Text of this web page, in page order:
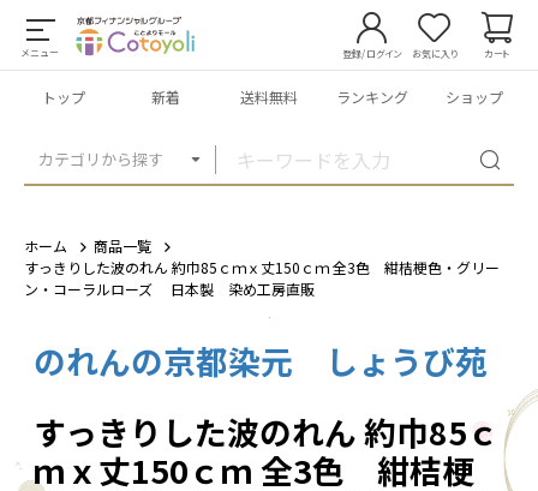
メニュー
カテゴリから探す
登録/ログイン お気に入り カート
トップ 新着 送料無料 ランキング ショップ
ホーム
商品一覧
すっきりした波のれん 約巾85ｃｍｘ丈150ｃｍ 全3色 紺桔梗色・グリー
ン・コーラルローズ 日本製 染め工房直販
1 /
のれんの京都染元 しょうび苑
すっきりした波のれん 約巾85ｃ
ｍｘ丈150ｃｍ 全3色 紺桔梗